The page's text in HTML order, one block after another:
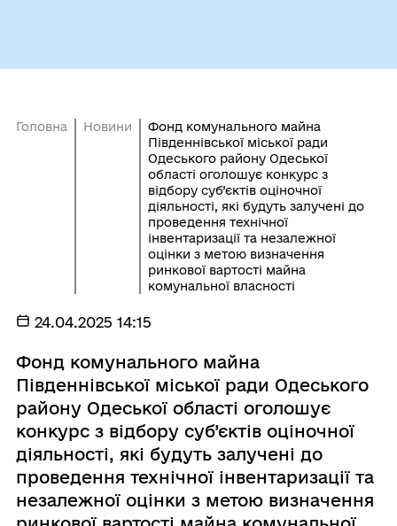
Головна Новини
Фонд комунального майна
Південнівської міської ради
Одеського району Одеської
області оголошує конкурс з
відбору суб’єктів оціночної
діяльності, які будуть залучені до
проведення технічної
інвентаризації та незалежної
оцінки з метою визначення
ринкової вартості майна
комунальної власності
24.04.2025 14:15
Фонд комунального майна
Південнівської міської ради Одеського
району Одеської області оголошує
конкурс з відбору суб’єктів оціночної
діяльності, які будуть залучені до
проведення технічної інвентаризації та
незалежної оцінки з метою визначення